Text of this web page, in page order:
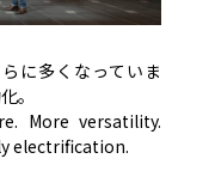
に多くなっていま
。
More versatility.
electrification.